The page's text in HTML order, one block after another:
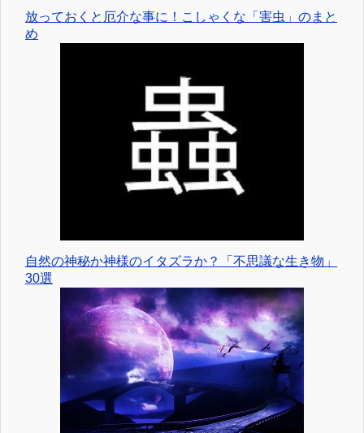
放っておくと厄介な事に！こしゃくな「害虫」のまと
め
自然の神秘か神様のイタズラか？「不思議な生き物」
30選